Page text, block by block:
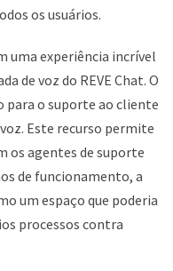
os usuários.
uma experiência incrível
de voz do REVE Chat. O
para o suporte ao cliente
Este recurso permite
os agentes de suporte
de funcionamento, a
um espaço que poderia
processos contra